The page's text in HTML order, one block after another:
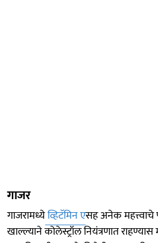
गाजर
गाजरामध्येव्हिटॅमिन एसह अनेक
खाल्ल्याने कोलेस्ट्रॉल नियंत्रणात